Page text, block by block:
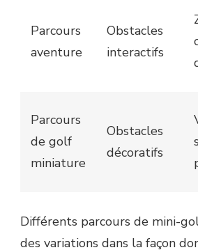
Parcours
aventure
Obstacles
interactifs
Parcours
de golf
miniature
Obstacles
décoratifs
Différents parcours de mini-
des variations dans la façon